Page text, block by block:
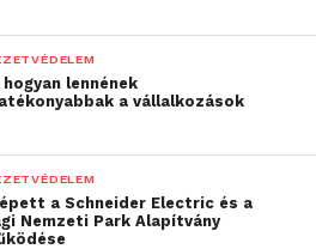
lennének
a vállalkozások
a Schneider Electric és a
Nemzeti Park Alapítvány